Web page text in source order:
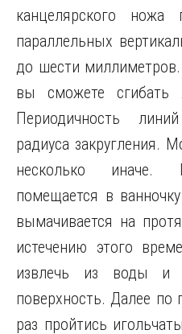
канцелярского ножа
параллельных
до шести миллиметров.
вы сможете сгибать
Периодичность
радиуса закругления.
несколько иначе.
помещается в
вымачивается на
истечению этого
извлечь из воды и
поверхность. Далее по
раз пройтись